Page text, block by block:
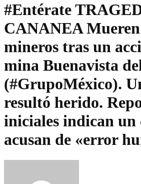
#Entérate
CANANEA
mineros tras un
mina Buenavista
(#GrupoMéxico).
resultó herido.
iniciales indican un
acusan de «error